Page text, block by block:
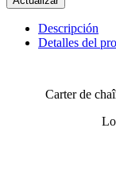
Descripción
Detalles del
Carter de